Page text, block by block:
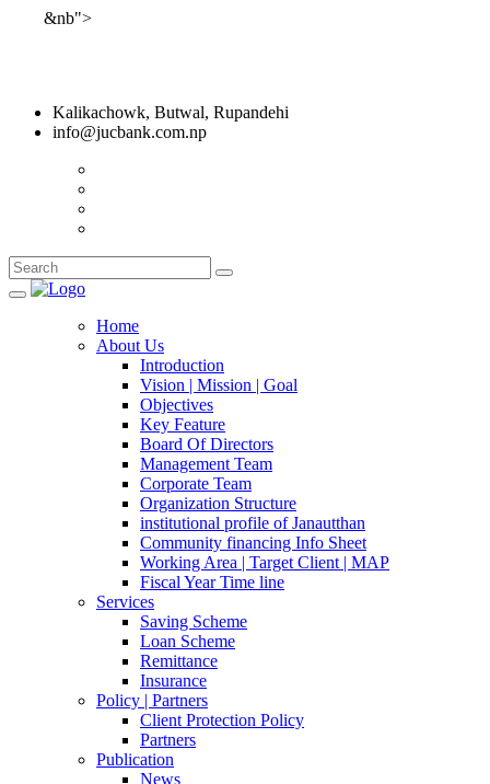
&nb">
Kalikachowk, Butwal, Rupandehi
info@jucbank.com.np
Home
About Us
Introduction
Vision | Mission | Goal
Objectives
Key Feature
Board Of Directors
Management Team
Corporate Team
Organization Structure
institutional profile of Janautthan
Community financing Info Sheet
Working Area | Target Client | MAP
Fiscal Year Time line
Services
Saving Scheme
Loan Scheme
Remittance
Insurance
Policy | Partners
Client Protection Policy
Partners
Publication
News